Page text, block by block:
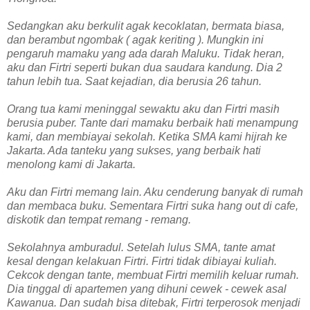
Sedangkan aku berkulit agak kecoklatan, bermata biasa,
dan berambut ngombak ( agak keriting ). Mungkin ini
pengaruh mamaku yang ada darah Maluku. Tidak heran,
aku dan Firtri seperti bukan dua saudara kandung. Dia 2
tahun lebih tua. Saat kejadian, dia berusia 26 tahun.
Orang tua kami meninggal sewaktu aku dan Firtri masih
berusia puber. Tante dari mamaku berbaik hati menampung
kami, dan membiayai sekolah. Ketika SMA kami hijrah ke
Jakarta. Ada tanteku yang sukses, yang berbaik hati
menolong kami di Jakarta.
Aku dan Firtri memang lain. Aku cenderung banyak di rumah
dan membaca buku. Sementara Firtri suka hang out di cafe,
diskotik dan tempat remang - remang.
Sekolahnya amburadul. Setelah lulus SMA, tante amat
kesal dengan kelakuan Firtri. Firtri tidak dibiayai kuliah.
Cekcok dengan tante, membuat Firtri memilih keluar rumah.
Dia tinggal di apartemen yang dihuni cewek - cewek asal
Kawanua. Dan sudah bisa ditebak, Firtri terperosok menjadi